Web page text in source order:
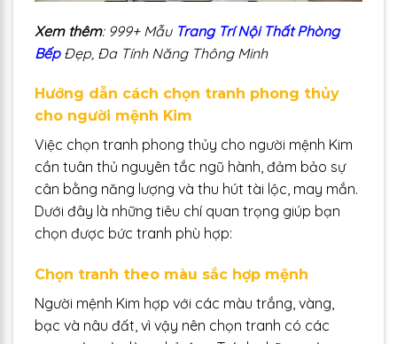
Xem thêm: 999+ Mẫu Trang Trí Nội Thất Phòng
Bếp Đẹp, Đa Tính Năng Thông Minh
Hướng dẫn cách chọn tranh phong thủy
cho người mệnh Kim
Việc chọn tranh phong thủy cho người mệnh Kim
cần tuân thủ nguyên tắc ngũ hành, đảm bảo sự
cân bằng năng lượng và thu hút tài lộc, may mắn.
Dưới đây là những tiêu chí quan trọng giúp bạn
chọn được bức tranh phù hợp:
Chọn tranh theo màu sắc hợp mệnh
Người mệnh Kim hợp với các màu trắng, vàng,
bạc và nâu đất, vì vậy nên chọn tranh có các